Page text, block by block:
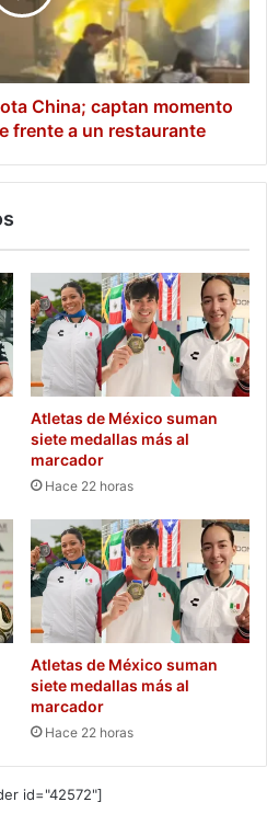
China; captan momento
frente a un restaurante
Atletas de México suman
siete medallas más al
marcador
Hace 22 horas
Atletas de México suman
siete medallas más al
marcador
Hace 22 horas
id="42572"]